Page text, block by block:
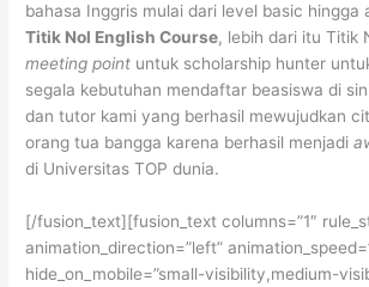
bahasa Inggris mulai dari level basic hingga
Titik Nol English Course, lebih dari itu Titik
meeting point untuk scholarship hunter
segala kebutuhan mendaftar beasiswa di
dan tutor kami yang berhasil mewujudkan
orang tua bangga karena berhasil menjadi
di Universitas TOP dunia.
[/fusion_text][fusion_text columns=”1″
animation_direction=”left”
hide_on_mobile=”small-visibility,medium-